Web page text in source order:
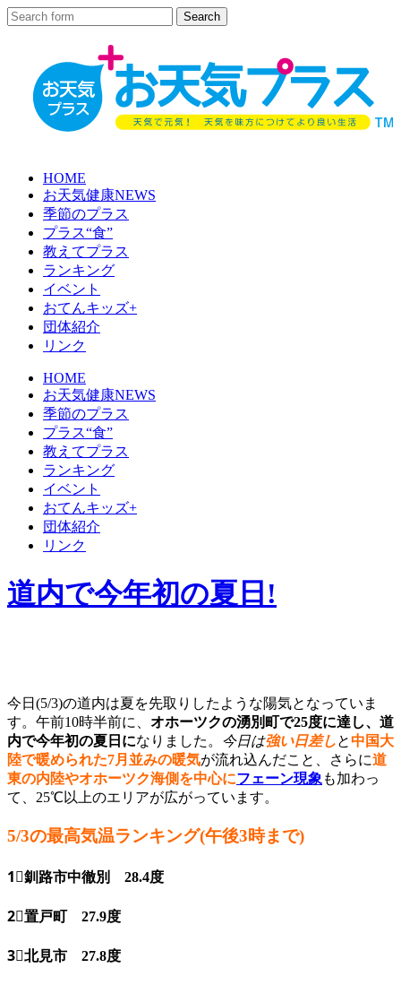
HOME
お天気健康NEWS
季節のプラス
プラス“食”
教えてプラス
ランキング
イベント
おてんキッズ+
団体紹介
リンク
HOME
お天気健康NEWS
季節のプラス
プラス“食”
教えてプラス
ランキング
イベント
おてんキッズ+
団体紹介
リンク
道内で今年初の夏日!
今日(5/3)の道内は夏を先取りしたような陽気となっていま
す。午前10時半前に、 オホーツクの湧別町で25度に達し、道
内で今年初の夏日になりました。 今日は強い日差しと中国大
陸で暖められた7月並みの暖気が流れ込んだこと、さらに道
東の内陸やオホーツク海側を中心にフェーン現象 も加わっ
て、25℃以上のエリアが広がっています。
5/3の最高気温ランキング(午後3時まで)
1⃣釧路市中徹別 28.4度
2⃣置戸町 27.9度
3⃣北見市 27.8度